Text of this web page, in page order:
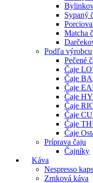
Sypaný
Matcha
Podľa výrobcu
Pečené
Čaje
Čaje
Čaje
Čaje
Čaje
Čaje
Čaje
Čaje
Príprava čaju
Čajníky
Káva
Nespresso
Zrnková káva